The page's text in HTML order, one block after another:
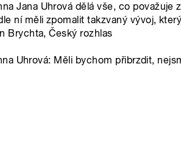
Jana Uhrová dělá vše, co považuje
ní měli zpomalit takzvaný vývoj,
Brychta, Český rozhlas
Uhrová: Měli bychom přibrzdit,